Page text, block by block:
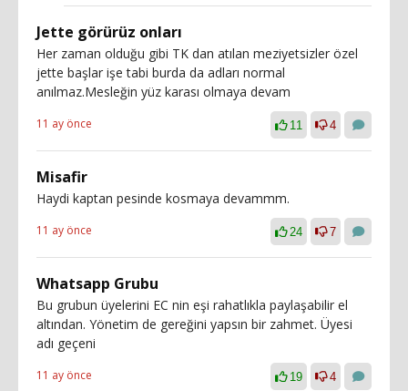
Jette görürüz onları
Her zaman olduğu gibi TK dan atılan meziyetsizler özel
jette başlar işe tabi burda da adları normal
anılmaz.Mesleğin yüz karası olmaya devam
11 ay önce 11 4
Misafir
Haydi kaptan pesinde kosmaya devammm.
11 ay önce 24 7
Whatsapp Grubu
Bu grubun üyelerini EC nin eşi rahatlıkla paylaşabilir el
altından. Yönetim de gereğini yapsın bir zahmet. Üyesi
adı geçeni
11 ay önce 19 4